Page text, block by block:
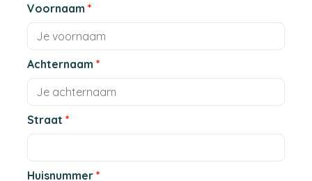
Voornaam *
Achternaam *
Straat *
Huisnummer *